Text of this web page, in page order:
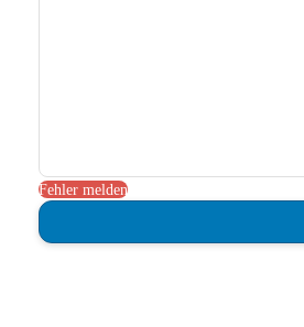
Fehler melden